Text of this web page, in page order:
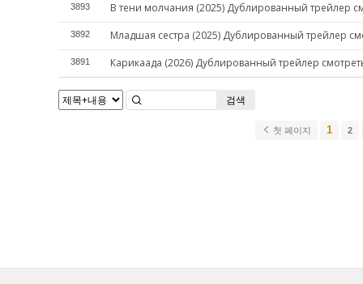
3893 В тени молчания (2025) Дублированный трейлер
3892 Младшая сестра (2025) Дублированный трейлер
3891 Карикаада (2026) Дублированный трейлер
검색
첫 페이지 1 2